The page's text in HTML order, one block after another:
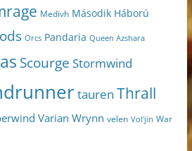
Medivh Második Háború
Orcs Pandaria Queen Azshara
Scourge Stormwind
tauren Thrall
Varian Wrynn velen Vol'jin War